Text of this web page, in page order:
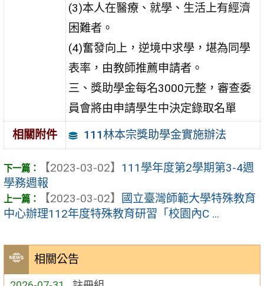
相關公告
(3)本人在醫療、就學、生活上有經濟
困難者。
(4)奮發向上，逆境中求學，堪為同學
表率，由教師推薦申請者。
三、獎助學金每名3000元整，審查委
員會將由申請學生中決定錄取名單
相關附件
111林本宗獎助學金實施辦法
【2023-03-02】 111學年度第2學期第3-4週
學務週報
【2023-03-02】
國立臺灣師範大學特殊教育
中心辦理112年度特殊教育研習「校園內C ...